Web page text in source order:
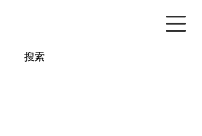
搜索